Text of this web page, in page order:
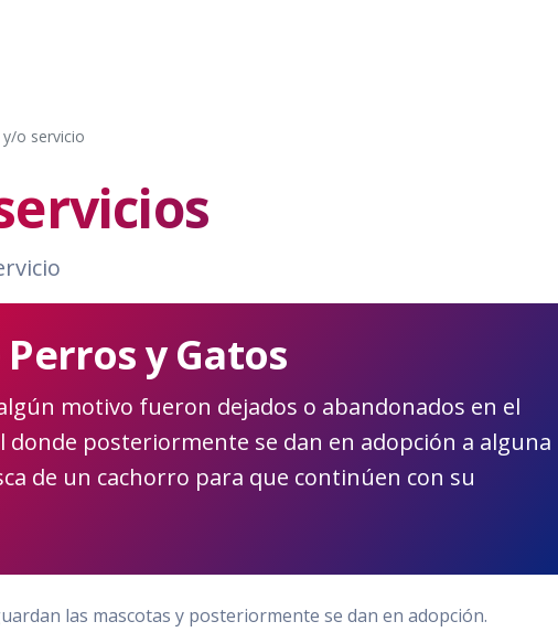
o servicio
y Gatos
motivo fueron dejados o abandonados en el
donde posteriormente se dan en adopción a alguna
de un cachorro para que continúen con su
las mascotas y posteriormente se dan en adopción.